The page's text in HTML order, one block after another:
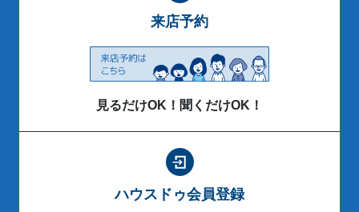
来店予約
見るだけOK！聞くだけOK！
ハウスドゥ会員登録